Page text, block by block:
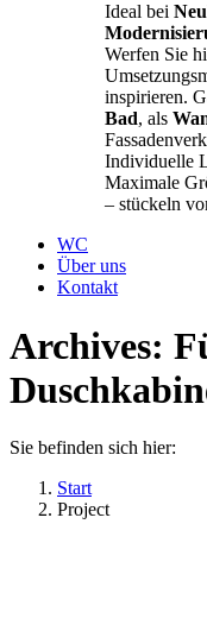
Ideal bei
Werfen Sie
inspirieren.
Bad, als
Individuelle
Maximale
– stückeln
WC
Über uns
Kontakt
Archives:
Sie befinden sich hier:
Start
Project